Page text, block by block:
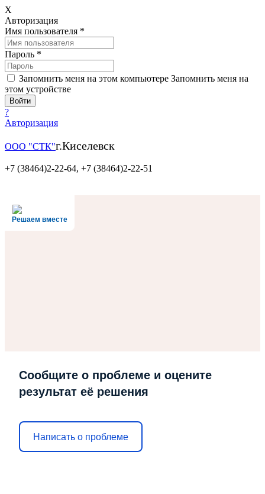
X
Авторизация
Имя пользователя *
Пароль *
Запомнить меня на этом компьютере Запомнить меня на
этом устройстве
?
Авторизация
ООО "СТК"г.Киселевск
+7 (38464)2-22-64, +7 (38464)2-22-51
Решаем вместе
Сообщите о проблеме и оцените
результат её решения
Написать о проблеме